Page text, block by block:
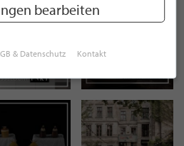
bearbeiten
& Datenschutz Kontakt